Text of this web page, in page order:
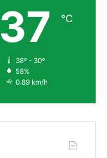
37 ℃
38º - 30º
58%
0.89 km/h